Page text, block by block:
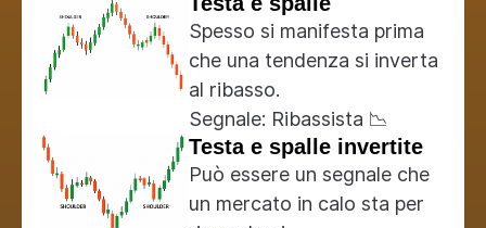
Spesso si manifesta prima
che una tendenza si inverta
al ribasso.
Segnale: Ribassista 📉
Testa e spalle invertite
Può essere un segnale che
un mercato in calo sta per